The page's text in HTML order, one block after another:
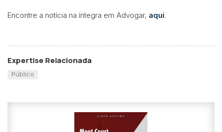
Encontre a notícia na íntegra em Advogar, aqui.
Expertise Relacionada
Público